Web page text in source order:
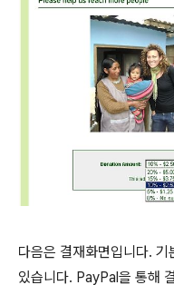
다음은 결재화면입니다.
있습니다. PayPal을 통해